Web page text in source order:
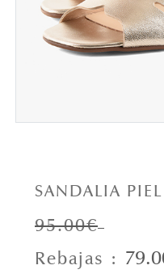
SANDALIA
95.00€
Rebajas :